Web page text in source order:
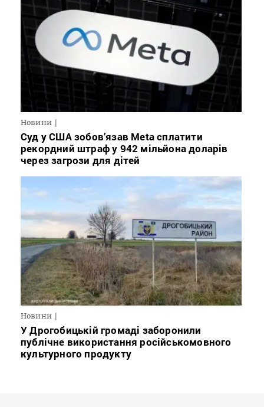
Новини
Суд у США зобов’язав Meta сплатити
рекордний штраф у 942 мільйона доларів
через загрози для дітей
Новини
У Дрогобицькій громаді заборонили
публічне використання російськомовного
культурного продукту